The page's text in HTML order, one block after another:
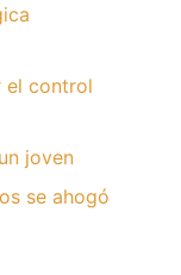
el control
joven
se ahogó